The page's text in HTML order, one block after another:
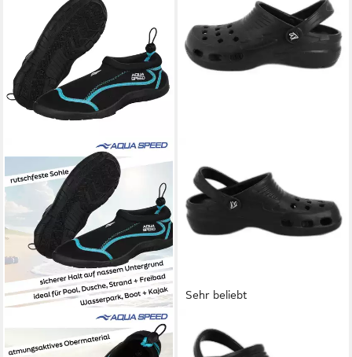
AQUA SPEEDLeichte
Badeschuhe Herren Gr. 44 –
Sehr beliebt
BECKClogs Badeschuh (sehr
leicht, rutschfest, wasserfest)